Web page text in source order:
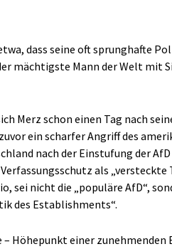
dass seine oft sprunghafte
mächtigste Mann der Welt mit
Merz schon einen Tag nach
ein scharfer Angriff des
nach der Einstufung der
als „versteckte
sei nicht die „populäre AfD“,
des Establishments“.
Höhepunkt einer